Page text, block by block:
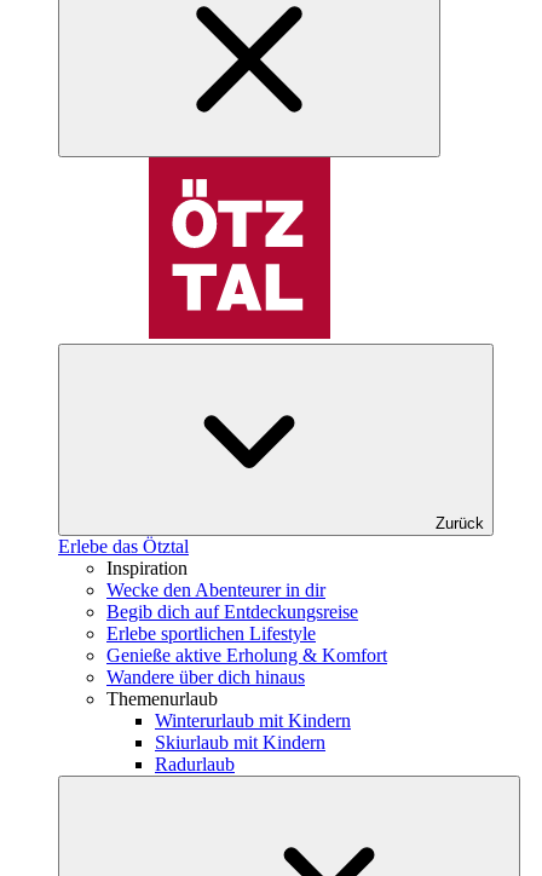
Zurück
Erlebe das Ötztal
Inspiration
Wecke den Abenteurer in dir
Begib dich auf Entdeckungsreise
Erlebe sportlichen Lifestyle
Genieße aktive Erholung & Komfort
Wandere über dich hinaus
Themenurlaub
Winterurlaub mit Kindern
Skiurlaub mit Kindern
Radurlaub